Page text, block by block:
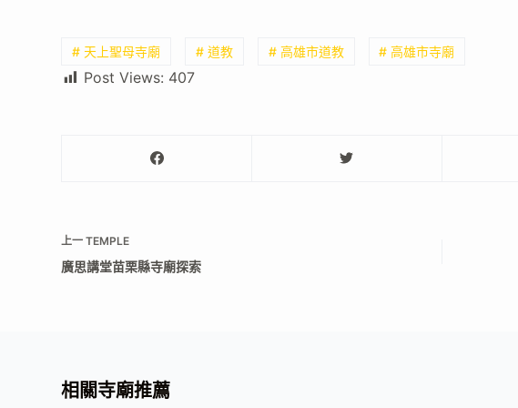
# 天上聖母寺廟 # 道教 # 高雄市道教 # 高雄市寺廟
Post Views: 407
上一TEMPLE
廣思講堂苗栗縣寺廟探索
相關寺廟推薦